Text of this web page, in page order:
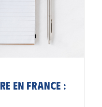
en France :